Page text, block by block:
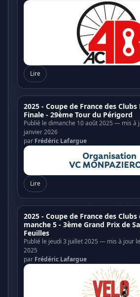
Lire
2025 - Coupe de France des Clubs
Finale - 29ème Tour du Périgord
Publié le dimanche 10 août 2025 — mis à
janvier 2026
par Frédéric Lafargue
Lire
2025 - Coupe de France des
manche 5 - 3ème Grand Prix de
Feuilles
Publié le jeudi 3 juillet 2025 — mis à jour
2025
par Frédéric Lafargue